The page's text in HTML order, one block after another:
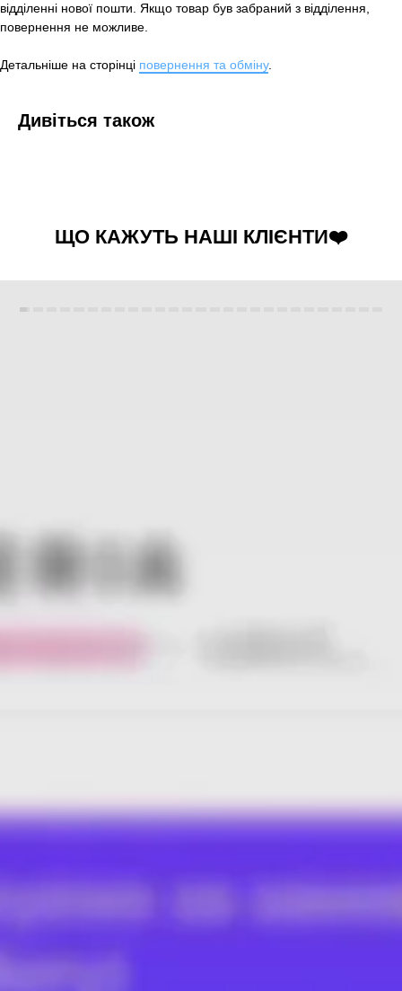
відділенні нової пошти. Якщо товар був забраний з відділення,
повернення не можливе.
Детальніше на сторінці повернення та обміну.
Дивіться також
ЩО КАЖУТЬ НАШІ КЛІЄНТИ❤️